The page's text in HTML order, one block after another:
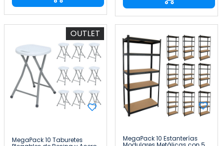
OUTLET
MegaPack 10 Taburetes MegaPack 10 Estanterías